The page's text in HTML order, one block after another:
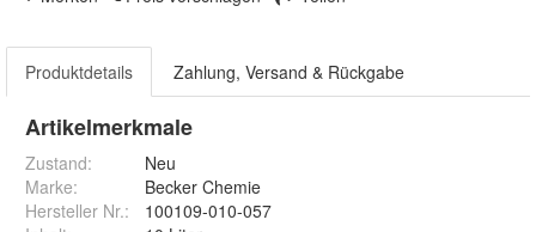
Produktdetails Zahlung, Versand & Rückgabe
Artikelmerkmale
Zustand:
Neu
Marke:
Becker Chemie
Hersteller Nr.:
100109-010-057